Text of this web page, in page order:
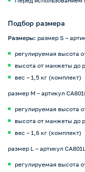
Подбор размера
Размеры: размер S –
регулируемая высота
высота от манжеты до
вес – 1,5 кг (комплект)
размер M – артикул
регулируемая высота
высота от манжеты до
вес – 1,6 кг (комплект)
размер L – артикул
регулируемая высота